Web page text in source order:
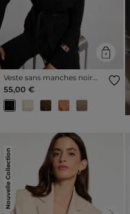
Veste sans manches noir
femme
55,00 €
Nouvelle Collection